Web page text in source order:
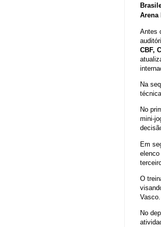
Arena
Antes
CBF,
Na
No
mini-
Em
O
Vasco.
No